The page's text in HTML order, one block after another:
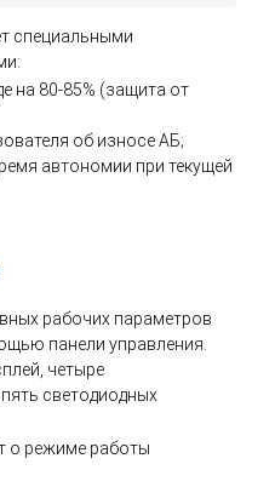
специальными
на 80-85% (защита от
об износе АБ;
автономии при текущей
рабочих параметров
панели управления.
четыре
светодиодных
о режиме работы